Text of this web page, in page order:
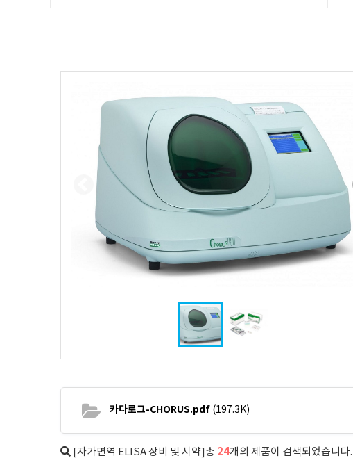
카다로그-CHORUS.pdf (197.3K)
[자가면역 ELISA 장비 및 시약]총 24개의 제품이 검색되었습니다.